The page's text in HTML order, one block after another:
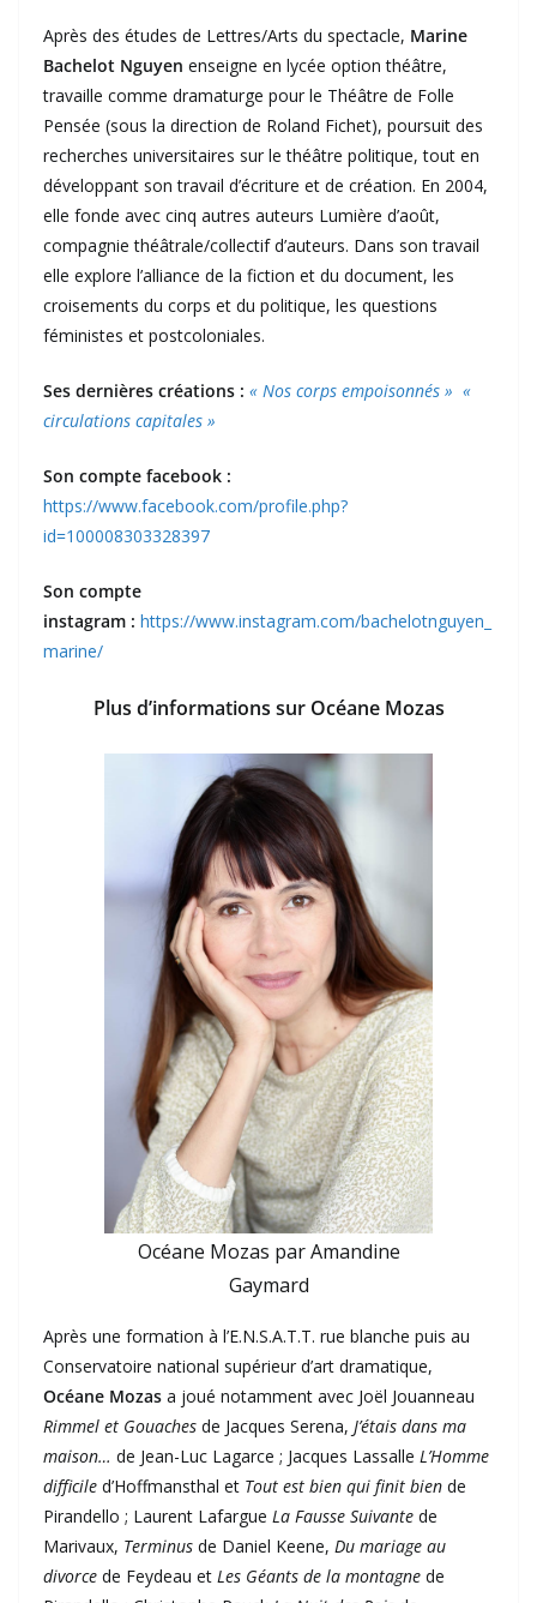
Après des études de Lettres/Arts du spectacle, Marine
Bachelot Nguyen enseigne en lycée option théâtre,
travaille comme dramaturge pour le Théâtre de Folle
Pensée (sous la direction de Roland Fichet), poursuit des
recherches universitaires sur le théâtre politique, tout en
développant son travail d’écriture et de création. En 2004,
elle fonde avec cinq autres auteurs Lumière d’août,
compagnie théâtrale/collectif d’auteurs. Dans son travail
elle explore l’alliance de la fiction et du document, les
croisements du corps et du politique, les questions
féministes et postcoloniales.
Ses dernières créations : « Nos corps empoisonnés » «
circulations capitales »
Son compte facebook :
https://www.facebook.com/profile.php?
id=100008303328397
Son compte
instagram : https://www.instagram.com/bachelotnguyen_
marine/
Plus d’informations sur Océane Mozas
Océane Mozas par Amandine
Gaymard
Après une formation à l’E.N.S.A.T.T. rue blanche puis au
Conservatoire national supérieur d’art dramatique,
Océane Mozas a joué notamment avec Joël Jouanneau
Rimmel et Gouaches de Jacques Serena, J’étais dans ma
maison… de Jean-Luc Lagarce ; Jacques Lassalle L’Homme
difficile d’Hoffmansthal et Tout est bien qui finit bien de
Pirandello ; Laurent Lafargue La Fausse Suivante de
Marivaux, Terminus de Daniel Keene, Du mariage au
divorce de Feydeau et Les Géants de la montagne de